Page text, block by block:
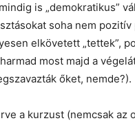
is „demokratikus”
soha nem
elkövetett „tettek”,
most majd a
őket, nemde?).
a kurzust (nemcsak az